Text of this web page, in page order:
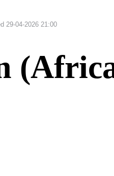
29-04-2026 21:00